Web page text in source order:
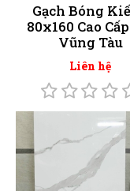
Gạch Bóng
80x160 Cao
Vũng Tàu
Liên hệ